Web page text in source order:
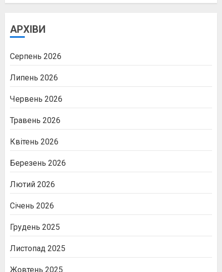
АРХІВИ
Серпень 2026
Липень 2026
Червень 2026
Травень 2026
Квітень 2026
Березень 2026
Лютий 2026
Січень 2026
Грудень 2025
Листопад 2025
Жовтень 2025